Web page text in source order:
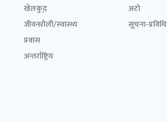
खेलकुद़़
जीवनशैली/स्वास्थ्य
प्रवास
अन्तर्राष्ट्रिय
अटो
सूचना-प्रविधि